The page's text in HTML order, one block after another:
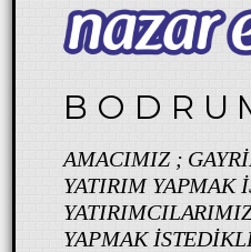
B O D R U
AMACIMIZ ;
YATIRIM YAPMAK
YAPMAK